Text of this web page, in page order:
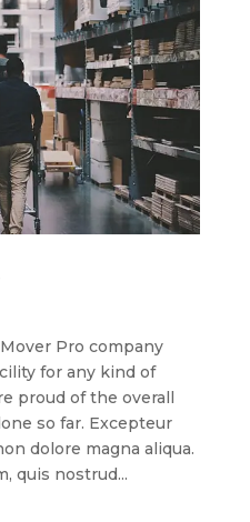
Pro company
for any kind of
proud of the overall
so far. Excepteur
dolore magna aliqua.
quis nostrud...